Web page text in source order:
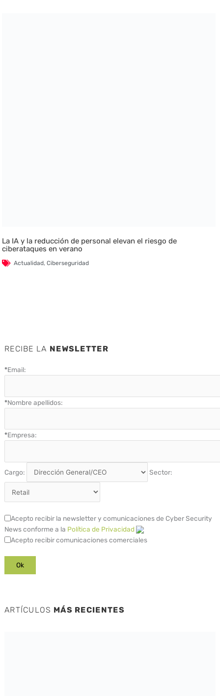
La IA y la reducción de personal elevan el riesgo de
ciberataques en verano
Actualidad,Ciberseguridad
RECIBE LA NEWSLETTER
*Email:
*Nombre apellidos:
*Empresa:
Cargo: Sector:
Acepto recibir la newsletter y comunicaciones de Cyber Security
News conforme a la Política de Privacidad
Acepto recibir comunicaciones comerciales
ARTÍCULOS MÁS RECIENTES